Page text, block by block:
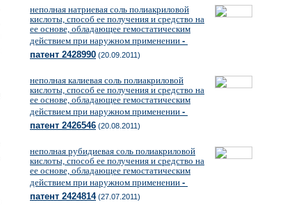
неполная натриевая соль полиакриловой
кислоты, способ ее получения и средство на
ее основе, обладающее гемостатическим
действием при наружном применении -
патент 2428990 (20.09.2011)
неполная калиевая соль полиакриловой
кислоты, способ ее получения и средство на
ее основе, обладающее гемостатическим
действием при наружном применении -
патент 2426546 (20.08.2011)
неполная рубидиевая соль полиакриловой
кислоты, способ ее получения и средство на
ее основе, обладающее гемостатическим
действием при наружном применении -
патент 2424814(27.07.2011)